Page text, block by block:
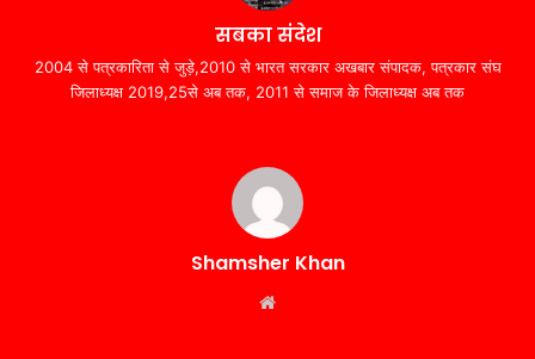
सबका संदेश
2004 से पत्रकारिता से जुड़े,2010 से भारत सरकार अखबार संपादक, पत्रकार संघ
जिलाध्यक्ष 2019,25से अब तक, 2011 से समाज के जिलाध्यक्ष अब तक
Shamsher Khan